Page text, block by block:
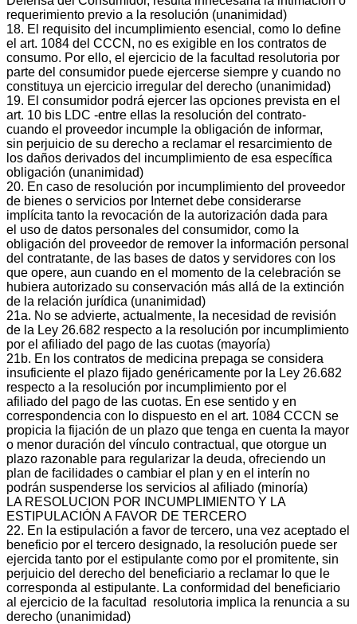
requerimiento previo a la resolución (unanimidad)
18. El requisito del incumplimiento esencial, como lo define
el art. 1084 del CCCN, no es exigible en los contratos de
consumo. Por ello, el ejercicio de la facultad resolutoria por
parte del consumidor puede ejercerse siempre y cuando no
constituya un ejercicio irregular del derecho (unanimidad)
19. El consumidor podrá ejercer las opciones prevista en el
art. 10 bis LDC ‐entre ellas la resolución del contrato‐
cuando el proveedor incumple la obligación de informar,
sin perjuicio de su derecho a reclamar el resarcimiento de
los daños derivados del incumplimiento de esa específica
obligación (unanimidad)
20. En caso de resolución por incumplimiento del proveedor
de bienes o servicios por Internet debe considerarse
implícita tanto la revocación de la autorización dada para
el uso de datos personales del consumidor, como la
obligación del proveedor de remover la información personal
del contratante, de las bases de datos y servidores con los
que opere, aun cuando en el momento de la celebración se
hubiera autorizado su conservación más allá de la extinción
de la relación jurídica (unanimidad)
21a. No se advierte, actualmente, la necesidad de revisión
de la Ley 26.682 respecto a la resolución por incumplimiento
por el afiliado del pago de las cuotas (mayoría)
21b. En los contratos de medicina prepaga se considera
insuficiente el plazo fijado genéricamente por la Ley 26.682
respecto a la resolución por incumplimiento por el
afiliado del pago de las cuotas. En ese sentido y en
correspondencia con lo dispuesto en el art. 1084 CCCN se
propicia la fijación de un plazo que tenga en cuenta la mayor
o menor duración del vínculo contractual, que otorgue un
plazo razonable para regularizar la deuda, ofreciendo un
plan de facilidades o cambiar el plan y en el interín no
podrán suspenderse los servicios al afiliado (minoría)
LA RESOLUCION POR INCUMPLIMIENTO Y LA
ESTIPULACIÓN A FAVOR DE TERCERO
22. En la estipulación a favor de tercero, una vez aceptado el
beneficio por el tercero designado, la resolución puede ser
ejercida tanto por el estipulante como por el promitente, sin
perjuicio del derecho del beneficiario a reclamar lo que le
corresponda al estipulante. La conformidad del beneficiario
al ejercicio de la facultad resolutoria implica la renuncia a su
derecho (unanimidad)